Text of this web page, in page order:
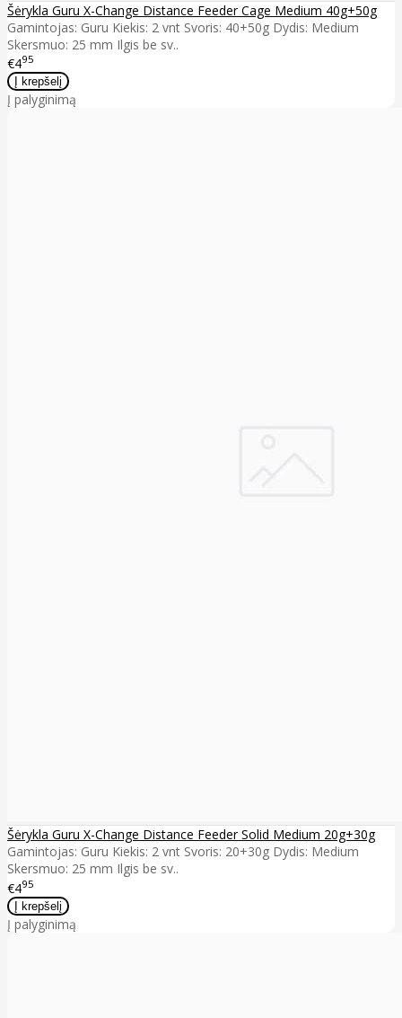
Šėrykla Guru X-Change Distance Feeder Cage Medium 40g+50g
Gamintojas: Guru Kiekis: 2 vnt Svoris: 40+50g Dydis: Medium
Skersmuo: 25 mm Ilgis be sv..
€495
Į palyginimą
Šėrykla Guru X-Change Distance Feeder Solid Medium 20g+30g
Gamintojas: Guru Kiekis: 2 vnt Svoris: 20+30g Dydis: Medium
Skersmuo: 25 mm Ilgis be sv..
€495
Į palyginimą